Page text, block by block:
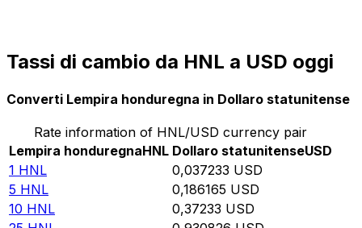
Tassi di cambio da HNL a USD oggi
Converti Lempira honduregna in Dollaro statunitense
Rate information of HNL/USD currency pair
Lempira honduregnaHNL Dollaro statunitenseUSD
1 HNL 0,037233 USD
5 HNL 0,186165 USD
10 HNL 0,37233 USD